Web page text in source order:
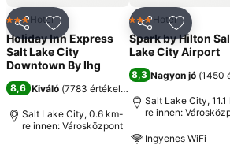
MegosztásHozzáadás a kedvencekhez
3 Kategória
Hotel
Holiday Inn Express
Salt Lake City
Downtown By Ihg
8,6 Kiváló (7783 értékelés
Salt Lake City, 0.6 km-
re innen: Városközpont
Megosztás
3 Kategória
Hotel
Spark by Hilton
Lake City Airport
8,3 Nagyon jó (1450
Salt Lake City,
re innen:
Ingyenes WiFi